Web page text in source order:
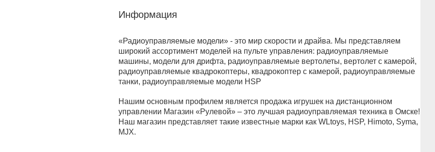
Информация
«Радиоуправляемые модели» - это мир скорости и драйва. Мы представляем
широкий ассортимент моделей на пульте управления: радиоуправляемые
машины, модели для дрифта, радиоуправляемые вертолеты, вертолет с камерой,
радиоуправляемые квадрокоптеры, квадрокоптер с камерой, радиоуправляемые
танки, радиоуправляемые модели HSP
Нашим основным профилем является продажа игрушек на дистанционном
управлении Магазин «Рулевой» – это лучшая радиоуправляемая техника в Омске!
Наш магазин представляет такие известные марки как WLtoys, HSP, Himoto, Syma,
MJX.